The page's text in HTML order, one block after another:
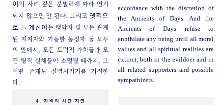
이의 사려 깊은 분별력에 따라 연기
되지 않으면 안 된다. 그리고 옛적으
로 늘 계신이 는 행악자 및 모든 관계
된 지지자와 가능한 동정자 둘 모두
의 안에서, 모든 도덕적 가치들과 모
든 영적 실체들이 소멸될 때까지, 그
어떤 존재도 절멸시키기를 거절한
다.
accordance with the discretion of
the Ancients of Days. And the
Ancients of Days refuse to
annihilate any being until all moral
values and all spiritual realities are
extinct, both in the evildoer and in
all related supporters and possible
sympathizers.
4. 자비의 시간 지연